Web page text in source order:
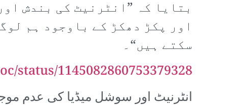
بتایا کہ ”انٹرنیٹ کی بندش
اور پکڑ دھکڑ کے باوجود ہم
سکتے ہیں“۔
status/1145082860753379328